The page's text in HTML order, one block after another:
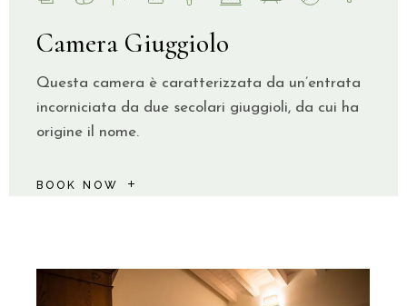
Camera Giuggiolo
Questa camera è caratterizzata da un’entrata
incorniciata da due secolari giuggioli, da cui ha
origine il nome.
BOOK NOW